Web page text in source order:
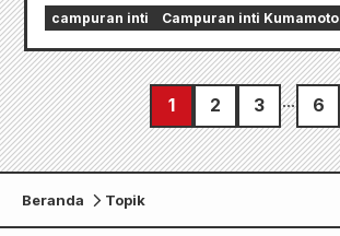
campuran inti Campuran inti Kumamoto
1 2 3 6
Beranda Topik